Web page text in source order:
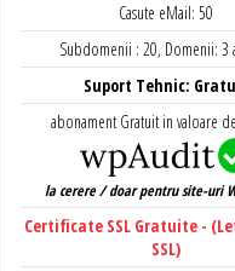
Casute eMail: 50
Subdomenii : 20, Domenii: 3
Suport Tehnic:
abonament Gratuit in valoare
la cerere / doar pentru site-uri
Certificate SSL Gratuite -
SSL)